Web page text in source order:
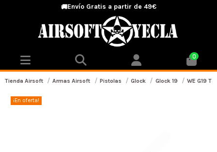
🚚Envío Gratis a partir de 49€
0
Tienda Airsoft Armas Airsoft Pistolas Glock Glock 19 WE G19 T8
¡En oferta!